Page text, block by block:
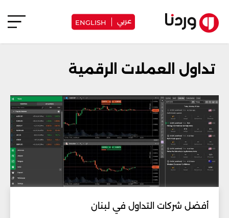
عربي ENGLISH
تداول العملات الرقمية
أفضل شركات التداول في لبنان